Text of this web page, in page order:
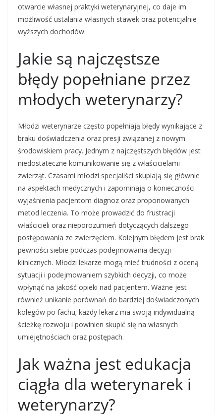
otwarcie własnej praktyki weterynaryjnej, co daje im
możliwość ustalania własnych stawek oraz potencjalnie
wyższych dochodów.
Jakie są najczęstsze
błędy popełniane przez
młodych weterynarzy?
Młodzi weterynarze często popełniają błędy wynikające z
braku doświadczenia oraz presji związanej z nowym
środowiskiem pracy. Jednym z najczęstszych błędów jest
niedostateczne komunikowanie się z właścicielami
zwierząt. Czasami młodzi specjaliści skupiają się głównie
na aspektach medycznych i zapominają o konieczności
wyjaśnienia pacjentom diagnoz oraz proponowanych
metod leczenia. To może prowadzić do frustracji
właścicieli oraz nieporozumień dotyczących dalszego
postępowania ze zwierzęciem. Kolejnym błędem jest brak
pewności siebie podczas podejmowania decyzji
klinicznych. Młodzi lekarze mogą mieć trudności z oceną
sytuacji i podejmowaniem szybkich decyzji, co może
wpłynąć na jakość opieki nad pacjentem. Ważne jest
również unikanie porównań do bardziej doświadczonych
kolegów po fachu; każdy lekarz ma swoją indywidualną
ścieżkę rozwoju i powinien skupić się na własnych
umiejętnościach oraz postępach.
Jak ważna jest edukacja
ciągła dla weterynarek i
weterynarzy?